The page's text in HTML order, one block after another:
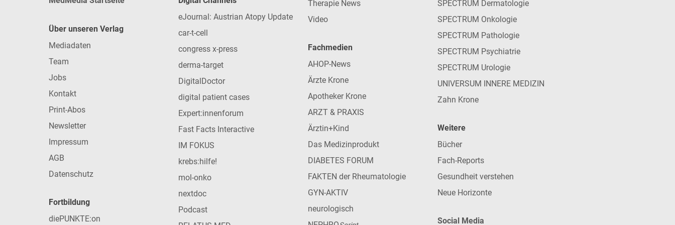
Über unseren Verlag
Mediadaten
Team
Jobs
Kontakt
Print-Abos
Newsletter
Impressum
AGB
Datenschutz
Fortbildung
diePUNKTE:on
eJournal: Austrian Atopy Update
car-t-cell
congress x-press
derma-target
DigitalDoctor
digital patient cases
Expert:innenforum
Fast Facts Interactive
IM FOKUS
krebs:hilfe!
mol-onko
nextdoc
Podcast
Therapie News
Video
Fachmedien
AHOP-News
Ärzte Krone
Apotheker Krone
ARZT & PRAXIS
Ärztin+Kind
Das Medizinprodukt
DIABETES FORUM
FAKTEN der Rheumatologie
GYN-AKTIV
neurologisch
SPECTRUM Dermatologie
SPECTRUM Onkologie
SPECTRUM Pathologie
SPECTRUM Psychiatrie
SPECTRUM Urologie
UNIVERSUM INNERE MEDIZIN
Zahn Krone
Weitere
Bücher
Fach-Reports
Gesundheit verstehen
Neue Horizonte
Social Media